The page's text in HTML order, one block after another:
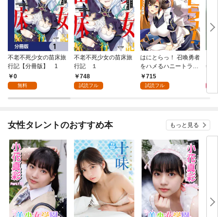
不老不死少女の苗床旅
行記【分冊版】 1
0
無料
不老不死少女の苗床旅
行記 １
748
試読フル
はにとらっ！ 召喚勇者
をハメるハニートラッ
プ包囲網 1
715
試読フル
年9
女性タレントのおすすめ本 もっと見る